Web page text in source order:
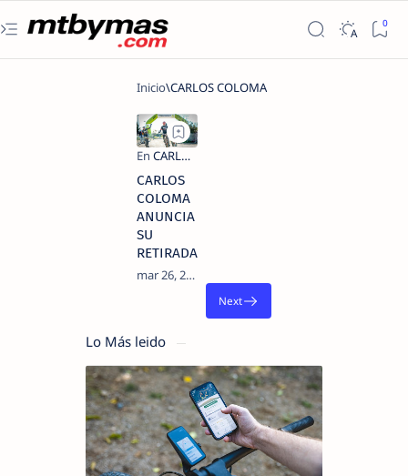
CARLOS
COLOMA
ANUNCIA
SU
RETIRADA
Lo Más leido